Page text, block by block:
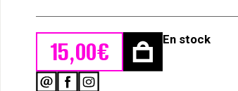
15,00€ En stock